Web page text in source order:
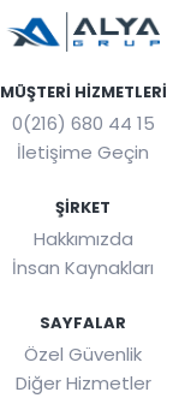
MÜŞTERI HIZMETLERI
0(216) 680 44 15
İletişime Geçin
ŞIRKET
Hakkımızda
İnsan Kaynakları
SAYFALAR
Özel Güvenlik
Diğer Hizmetler